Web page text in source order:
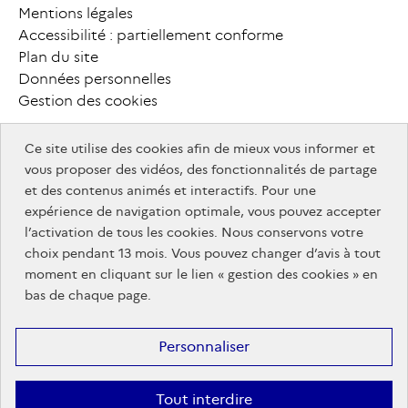
Pied
de
page
Mentions légales
Accessibilité : partiellement conforme
Plan du site
Données personnelles
Gestion des cookies
Footer
autres
sites
info.gouv.fr
service-public.gouv.fr
info.gouv.fr
legifrance.gouv.fr
service-
public.gouv.fr
info.gouv.fr
data.gouv.fr legifrance.gouv.fr
service-
public.gouv.fr
Ce site utilise des cookies afin de mieux vous informer et
vous proposer des vidéos, des fonctionnalités de partage
et des contenus animés et interactifs. Pour une
expérience de navigation optimale, vous pouvez accepter
l’activation de tous les cookies. Nous conservons votre
choix pendant 13 mois. Vous pouvez changer d’avis à tout
moment en cliquant sur le lien « gestion des cookies » en
bas de chaque page.
Tout interdire
Personnaliser